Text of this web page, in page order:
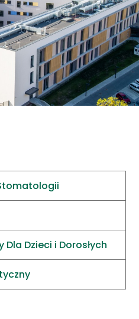
Dzieci i Dorosłych